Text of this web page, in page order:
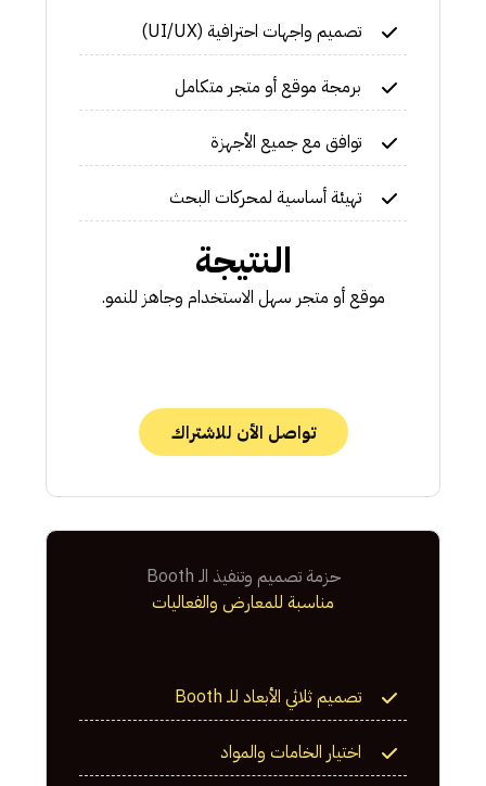
تصميم واجهات احترافية (UI/UX)
برمجة موقع أو متجر متكامل
توافق مع جميع الأجهزة
تهيئة أساسية لمحركات البحث
النتيجة
موقع أو متجر سهل الاستخدام وجاهز للنمو.
تواصل الأن للاشتراك
حزمة تصميم وتنفيذ الـ Booth
مناسبة للمعارض والفعاليات
تصميم ثلاثي الأبعاد للـ Booth
اختيار الخامات والمواد